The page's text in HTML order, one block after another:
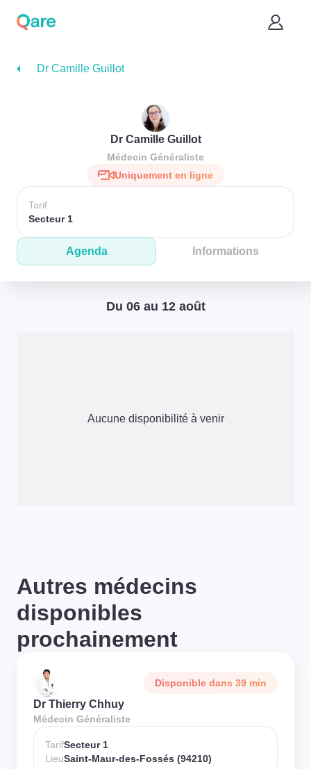
Dr Camille Guillot
Dr Camille Guillot
Médecin Généraliste
Uniquement en ligne
Tarif
Secteur 1
Agenda Informations
Du 06 au 12 août
Aucune disponibilité à venir
Autres médecins
disponibles
prochainement
Disponible dans 39 min
Dr Thierry Chhuy
Médecin Généraliste
TarifSecteur 1
LieuSaint-Maur-des-Fossés (94210)